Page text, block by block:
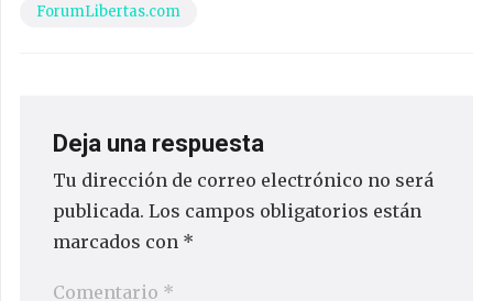
ForumLibertas.com
Deja una respuesta
Tu dirección de correo electrónico no será
publicada. Los campos obligatorios están
marcados con *